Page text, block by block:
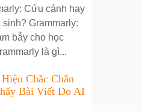
Cứu cánh hay
Grammarly:
bẫy cho học
là gì...
Chắc Chắn
Bài Viết Do AI